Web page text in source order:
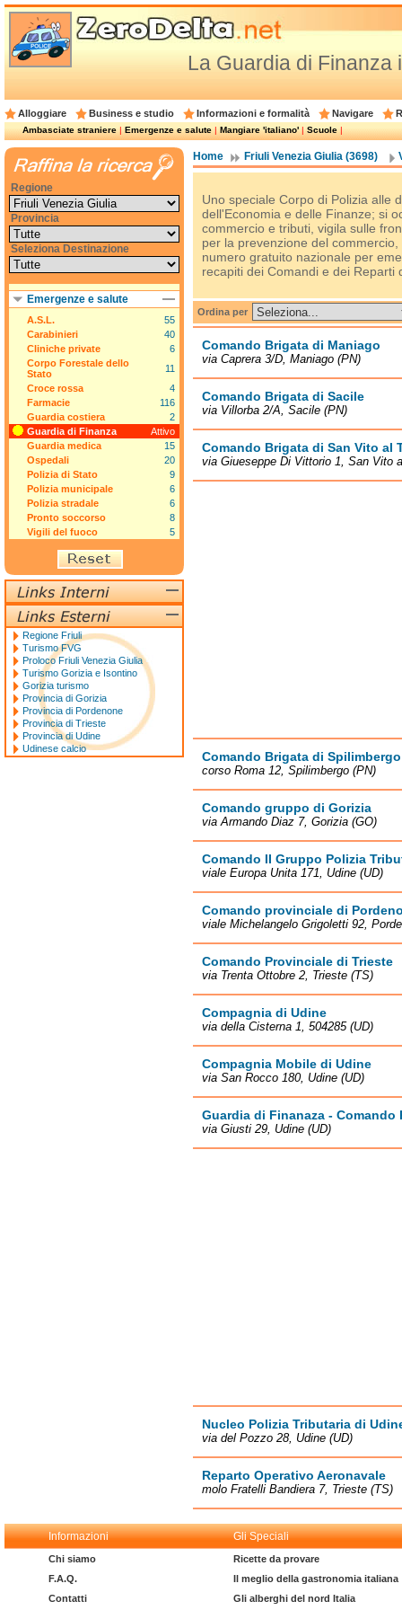
La Guardia di Finanza
Alloggiare Business e studio Informazioni e formalità Navigare
Ambasciate straniere|Emergenze e salute|Mangiare 'italiano'|Scuole|
Home Friuli Venezia Giulia (3698)
Uno speciale Corpo di Polizia alle
dell'Economia e delle Finanze; si
commercio e tributi, vigila sulle
per la prevenzione del
numero gratuito nazionale per
recapiti dei Comandi e dei Reparti
Ordina per
Comando Brigata di Maniago
via Caprera 3/D, Maniago (PN)
Comando Brigata di Sacile
via Villorba 2/A, Sacile (PN)
Comando Brigata di San Vito al
via Giueseppe Di Vittorio 1, San Vito
Comando Brigata di Spilimbergo
corso Roma 12, Spilimbergo (PN)
Comando gruppo di Gorizia
via Armando Diaz 7, Gorizia (GO)
Comando II Gruppo Polizia
viale Europa Unita 171, Udine (UD)
Comando provinciale di
viale Michelangelo Grigoletti 92,
Comando Provinciale di Trieste
via Trenta Ottobre 2, Trieste (TS)
Compagnia di Udine
via della Cisterna 1, 504285 (UD)
Compagnia Mobile di Udine
via San Rocco 180, Udine (UD)
Guardia di Finanaza -
via Giusti 29, Udine (UD)
Nucleo Polizia Tributaria di
via del Pozzo 28, Udine (UD)
Reparto Operativo Aeronavale
molo Fratelli Bandiera 7, Trieste (TS)
Regione
Provincia
Seleziona Destinazione
Emergenze e salute
A.S.L.
55
Carabinieri
40
Cliniche private
6
Corpo Forestale dello
Stato
11
Croce rossa
4
Farmacie
116
Guardia costiera
2
Guardia di Finanza
Attivo
Guardia medica
15
Ospedali
20
Polizia di Stato
9
Polizia municipale
6
Polizia stradale
6
Pronto soccorso
8
Vigili del fuoco
5
Regione Friuli
Turismo FVG
Proloco Friuli Venezia Giulia
Turismo Gorizia e Isontino
Gorizia turismo
Provincia di Gorizia
Provincia di Pordenone
Provincia di Trieste
Provincia di Udine
Udinese calcio
Informazioni Gli Speciali
Chi siamo
F.A.Q.
Contatti
Ricette da provare
Il meglio della gastronomia italiana
Gli alberghi del nord Italia